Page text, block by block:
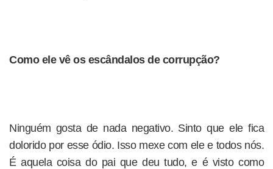
Como ele vê os escândalos de corrupção?
Ninguém gosta de nada negativo. Sinto que ele fica
dolorido por esse ódio. Isso mexe com ele e todos nós.
É aquela coisa do pai que deu tudo, e é visto como